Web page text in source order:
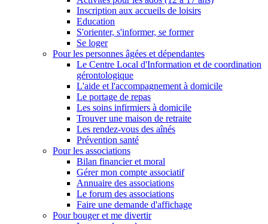
Inscription aux accueils de loisirs
Education
S'orienter, s'informer, se former
Se loger
Pour les personnes âgées et dépendantes
Le Centre Local d'Information et de coordination
gérontologique
L'aide et l'accompagnement à domicile
Le portage de repas
Les soins infirmiers à domicile
Trouver une maison de retraite
Les rendez-vous des aînés
Prévention santé
Pour les associations
Bilan financier et moral
Gérer mon compte associatif
Annuaire des associations
Le forum des associations
Faire une demande d'affichage
Pour bouger et me divertir